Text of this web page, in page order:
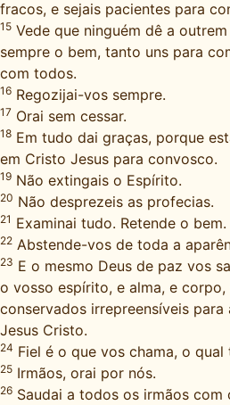
fracos, e sejais pacientes para
15 Vede que ninguém dê a
sempre o bem, tanto uns para
com todos.
16 Regozijai-vos sempre.
17 Orai sem cessar.
18 Em tudo dai graças, porque
em Cristo Jesus para convosco.
19 Não extingais o Espírito.
20 Não desprezeis as profecias.
21 Examinai tudo. Retende o bem.
22 Abstende-vos de toda a
23 E o mesmo Deus de paz vos
o vosso espírito, e alma, e corpo,
conservados irrepreensíveis
Jesus Cristo.
24 Fiel é o que vos chama, o
25 Irmãos, orai por nós.
26 Saudai a todos os irmãos com